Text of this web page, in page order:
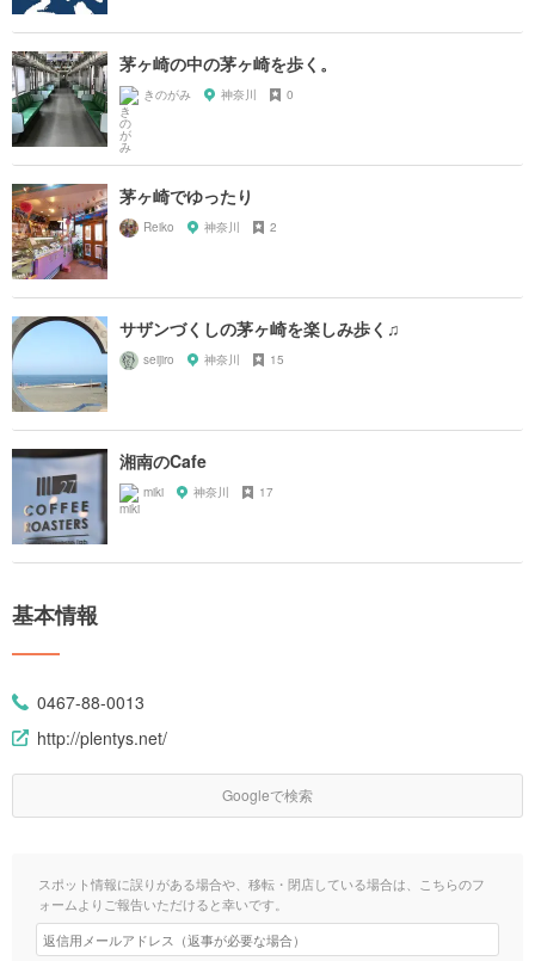
茅ヶ崎の中の茅ヶ崎を歩く。
きのがみ 神奈川 0
茅ヶ崎でゆったり
Reiko 神奈川 2
サザンづくしの茅ヶ崎を楽しみ歩く♫
seijiro 神奈川 15
湘南のCafe
miki 神奈川 17
基本情報
0467-88-0013
http://plentys.net/
Googleで検索
スポット情報に誤りがある場合や、移転・閉店している場合は、こちらのフ
ォームよりご報告いただけると幸いです。